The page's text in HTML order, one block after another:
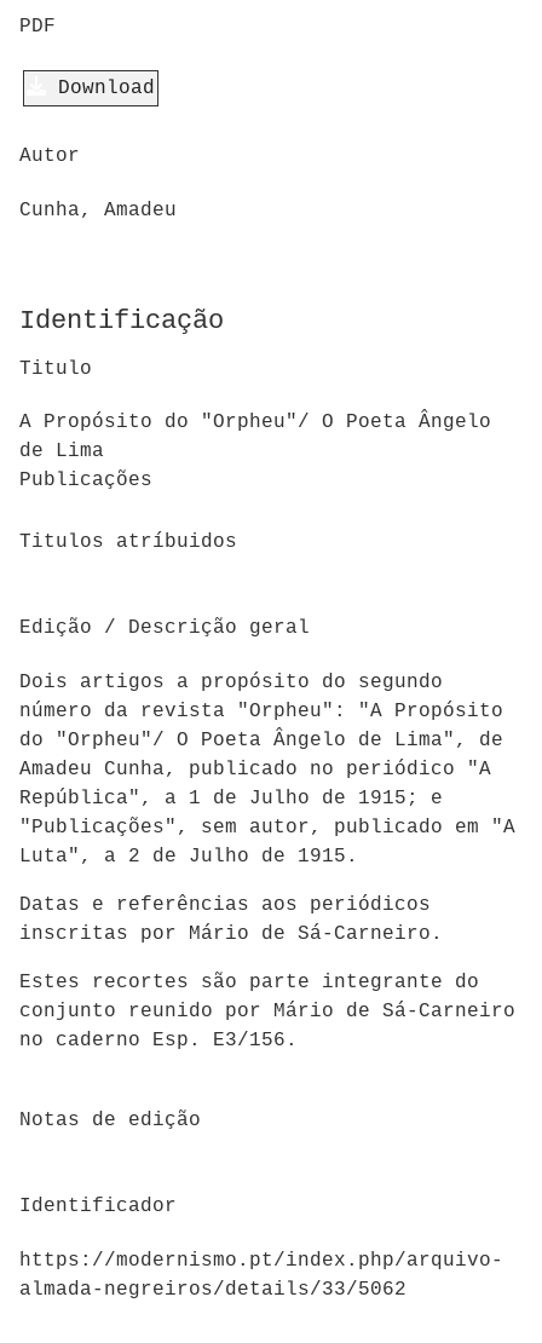
PDF
Download
Autor
Cunha, Amadeu
Identificação
Titulo
A Propósito do "Orpheu"/ O Poeta Ângelo
de Lima
Publicações
Titulos atríbuidos
Edição / Descrição geral
Dois artigos a propósito do segundo
número da revista "Orpheu": "A Propósito
do "Orpheu"/ O Poeta Ângelo de Lima", de
Amadeu Cunha, publicado no periódico "A
República", a 1 de Julho de 1915; e
"Publicações", sem autor, publicado em "A
Luta", a 2 de Julho de 1915.
Datas e referências aos periódicos
inscritas por Mário de Sá-Carneiro.
Estes recortes são parte integrante do
conjunto reunido por Mário de Sá-Carneiro
no caderno Esp. E3/156.
Notas de edição
Identificador
https://modernismo.pt/index.php/arquivo-
almada-negreiros/details/33/5062